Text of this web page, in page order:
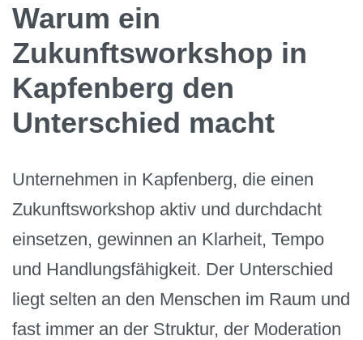
Warum ein
Zukunftsworkshop in
Kapfenberg den
Unterschied macht
Unternehmen in Kapfenberg, die einen
Zukunftsworkshop aktiv und durchdacht
einsetzen, gewinnen an Klarheit, Tempo
und Handlungsfähigkeit. Der Unterschied
liegt selten an den Menschen im Raum und
fast immer an der Struktur, der Moderation